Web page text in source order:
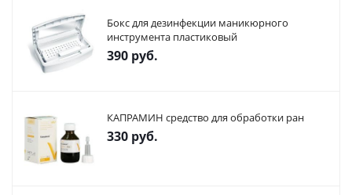
Бокс для дезинфекции маникюрного
инструмента пластиковый
390 руб.
КАПРАМИН средство для обработки ран
330 руб.